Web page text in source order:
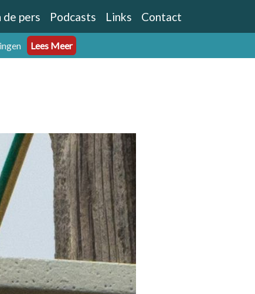
de pers Podcasts Links Contact
Lees Meer